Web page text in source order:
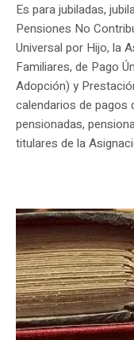
Es para jubiladas,
Pensiones No
Universal por Hijo, la
Familiares, de Pago
Adopción) y
calendarios de pagos
pensionadas,
titulares de la